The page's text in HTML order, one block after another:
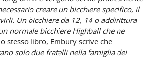
creare un bicchiere specifico, il
Un bicchiere da 12, 14 o addirittura
normale bicchiere Highball che ne
stesso libro, Embury scrive che
solo due fratelli nella famiglia dei